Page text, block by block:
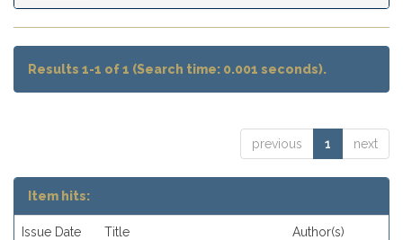
Results 1-1 of 1 (Search time: 0.001 seconds).
previous 1 next
Item hits:
Issue Date Title Author(s)